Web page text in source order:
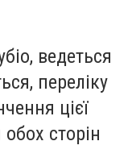
ведеться
переліку
цієї
сторін